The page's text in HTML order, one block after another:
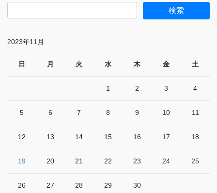
2023年11月
日 月 火 水 木 金 土
1 2 3 4
5 6 7 8 9 10 11
12 13 14 15 16 17 18
19 20 21 22 23 24 25
26 27 28 29 30